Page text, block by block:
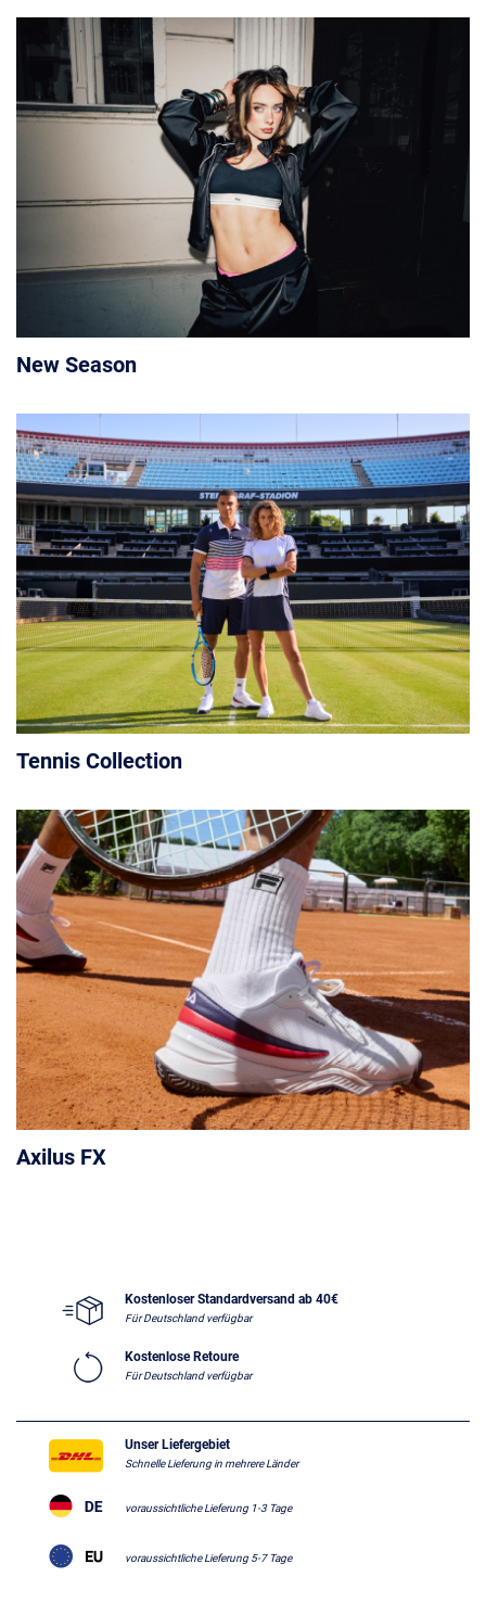
New Season
Tennis Collection
Axilus FX
Kostenloser Standardversand ab 40€
Für Deutschland verfügbar
Kostenlose Retoure
Für Deutschland verfügbar
Unser Liefergebiet
Schnelle Lieferung in mehrere Länder
voraussichtliche Lieferung 1-3 Tage
voraussichtliche Lieferung 5-7 Tage